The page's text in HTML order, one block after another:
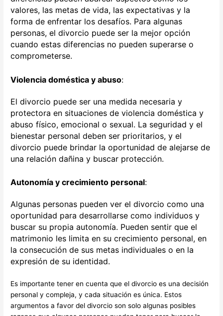
valores, las metas de vida, las expectativas y la
forma de enfrentar los desafíos. Para algunas
personas, el divorcio puede ser la mejor opción
cuando estas diferencias no pueden superarse o
comprometerse.
Violencia doméstica y abuso:
El divorcio puede ser una medida necesaria y
protectora en situaciones de violencia doméstica y
abuso físico, emocional o sexual. La seguridad y el
bienestar personal deben ser prioritarios, y el
divorcio puede brindar la oportunidad de alejarse de
una relación dañina y buscar protección.
Autonomía y crecimiento personal:
Algunas personas pueden ver el divorcio como una
oportunidad para desarrollarse como individuos y
buscar su propia autonomía. Pueden sentir que el
matrimonio les limita en su crecimiento personal, en
la consecución de sus metas individuales o en la
expresión de su identidad.
Es importante tener en cuenta que el divorcio es una decisión
personal y compleja, y cada situación es única. Estos
argumentos a favor del divorcio son solo algunas posibles